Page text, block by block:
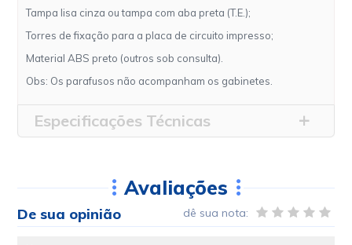
Tampa lisa cinza ou tampa com aba preta (T.E.);
Torres de fixação para a placa de circuito impresso;
Material ABS preto (outros sob consulta).
Obs: Os parafusos não acompanham os gabinetes.
Especificações Técnicas
Avaliações
De sua opinião dê sua nota: